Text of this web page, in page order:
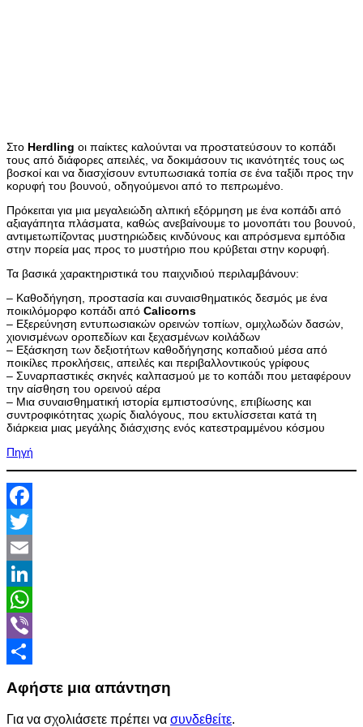
Στο Herdling οι παίκτες καλούνται να προστατεύσουν το κοπάδι
τους από διάφορες απειλές, να δοκιμάσουν τις ικανότητές τους ως
βοσκοί και να διασχίσουν εντυπωσιακά τοπία σε ένα ταξίδι προς την
κορυφή του βουνού, οδηγούμενοι από το πεπρωμένο.
Πρόκειται για μια μεγαλειώδη αλπική εξόρμηση με ένα κοπάδι από
αξιαγάπητα πλάσματα, καθώς ανεβαίνουμε το μονοπάτι του βουνού,
αντιμετωπίζοντας μυστηριώδεις κινδύνους και απρόσμενα εμπόδια
στην πορεία μας προς το μυστήριο που κρύβεται στην κορυφή.
Τα βασικά χαρακτηριστικά του παιχνιδιού περιλαμβάνουν:
– Καθοδήγηση, προστασία και συναισθηματικός δεσμός με ένα
ποικιλόμορφο κοπάδι από Calicorns
– Εξερεύνηση εντυπωσιακών ορεινών τοπίων, ομιχλωδών δασών,
χιονισμένων οροπεδίων και ξεχασμένων κοιλάδων
– Εξάσκηση των δεξιοτήτων καθοδήγησης κοπαδιού μέσα από
ποικίλες προκλήσεις, απειλές και περιβαλλοντικούς γρίφους
– Συναρπαστικές σκηνές καλπασμού με το κοπάδι που μεταφέρουν
την αίσθηση του ορεινού αέρα
– Μια συναισθηματική ιστορία εμπιστοσύνης, επιβίωσης και
συντροφικότητας χωρίς διαλόγους, που εκτυλίσσεται κατά τη
διάρκεια μιας μεγάλης διάσχισης ενός κατεστραμμένου κόσμου
Πηγή
Facebook
Twitter
Email
LinkedIn
WhatsApp
Viber
Αφήστε μια απάντηση
Για να σχολιάσετε πρέπει να συνδεθείτε.